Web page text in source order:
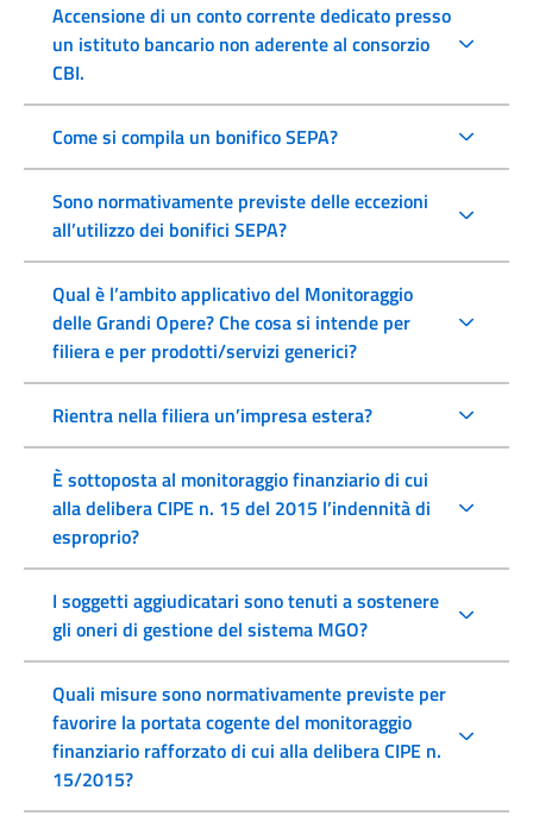
Accensione di un conto corrente dedicato presso
un istituto bancario non aderente al consorzio
CBI.
Come si compila un bonifico SEPA?
Sono normativamente previste delle eccezioni
all’utilizzo dei bonifici SEPA?
Qual è l’ambito applicativo del Monitoraggio
delle Grandi Opere? Che cosa si intende per
filiera e per prodotti/servizi generici?
Rientra nella filiera un’impresa estera?
È sottoposta al monitoraggio finanziario di cui
alla delibera CIPE n. 15 del 2015 l’indennità di
esproprio?
I soggetti aggiudicatari sono tenuti a sostenere
gli oneri di gestione del sistema MGO?
Quali misure sono normativamente previste per
favorire la portata cogente del monitoraggio
finanziario rafforzato di cui alla delibera CIPE n.
15/2015?